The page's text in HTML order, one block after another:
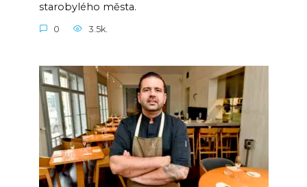
starobylého města.
0 3.5k.